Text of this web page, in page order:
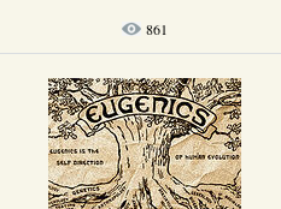
861